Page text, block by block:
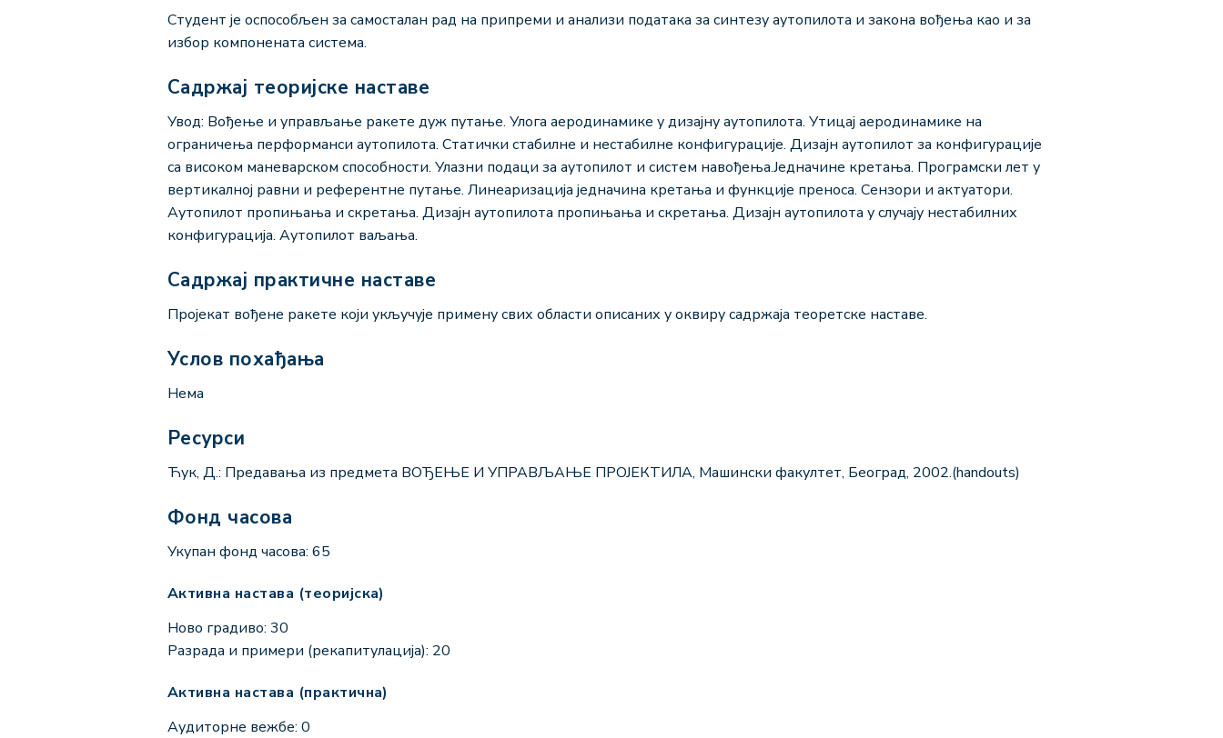
Студент је оспособљен за самосталан рад на припреми и анализи података за синтезу аутопилота и закона вођења као и за
избор компонената система.
Садржај теоријске наставе
Увод: Вођење и управљање ракете дуж путање. Улога аеродинамике у дизајну аутопилота. Утицај аеродинамике на
ограничења перформанси аутопилота. Статички стабилне и нестабилне конфигурације. Дизајн аутопилот за конфигурације
са високом маневарском способности. Улазни подаци за аутопилот и систем навођења.Једначине кретања. Програмски лет у
вертикалној равни и референтне путање. Линеаризација једначина кретања и функције преноса. Сензори и актуатори.
Аутопилот пропињања и скретања. Дизајн аутопилота пропињања и скретања. Дизајн аутопилота у случају нестабилних
конфигурација. Аутопилот ваљања.
Садржај практичне наставе
Пројекат вођене ракете који укључује примену свих области описаних у оквиру садржаја теоретске наставе.
Услов похађања
Нема
Ресурси
Ћук, Д.: Предавања из предмета ВОЂЕЊЕ И УПРАВЉАЊЕ ПРОЈЕКТИЛА, Машински факултет, Београд, 2002.(handouts)
Фонд часова
Укупан фонд часова: 65
Активна настава (теоријска)
Ново градиво: 30
Разрада и примери (рекапитулација): 20
Активна настава (практична)
Аудиторне вежбе: 0